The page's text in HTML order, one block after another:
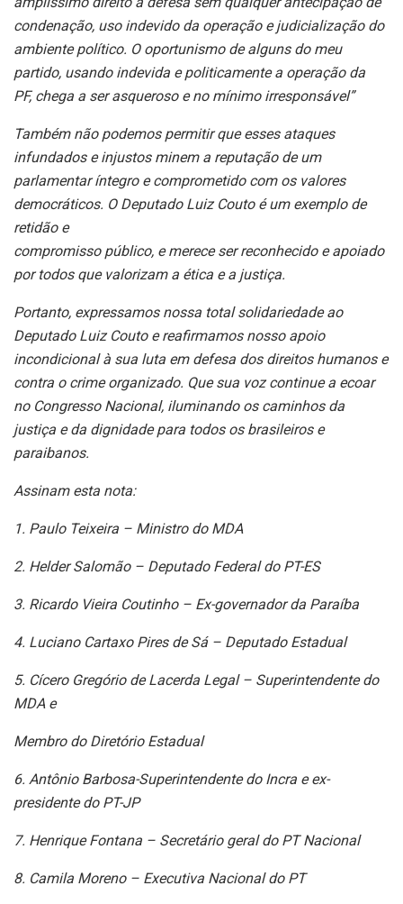
condenação, uso indevido da operação e judicialização do
ambiente político. O oportunismo de alguns do meu
partido, usando indevida e politicamente a operação da
PF, chega a ser asqueroso e no mínimo irresponsável”
Também não podemos permitir que esses ataques
infundados e injustos minem a reputação de um
parlamentar íntegro e comprometido com os valores
democráticos. O Deputado Luiz Couto é um exemplo de
retidão e
compromisso público, e merece ser reconhecido e apoiado
por todos que valorizam a ética e a justiça.
Portanto, expressamos nossa total solidariedade ao
Deputado Luiz Couto ereafirmamos nosso apoio
incondicional à sua luta em defesa dos direitos humanos e
contra o crime organizado. Que sua voz continue a ecoar
no Congresso Nacional, iluminando os caminhos da
justiça e da dignidade para todos os brasileiros e
paraibanos.
Assinam esta nota:
1. Paulo Teixeira – Ministro do MDA
2. Helder Salomão – Deputado Federal do PT-ES
3. Ricardo Vieira Coutinho – Ex-governador da Paraíba
4. Luciano Cartaxo Pires de Sá – Deputado Estadual
5. Cícero Gregório de Lacerda Legal – Superintendente do
MDA e
Membro do Diretório Estadual
6. Antônio Barbosa-Superintendente do Incra e ex-
presidente do PT-JP
7. Henrique Fontana – Secretário geral do PT Nacional
8. Camila Moreno – Executiva Nacional do PT